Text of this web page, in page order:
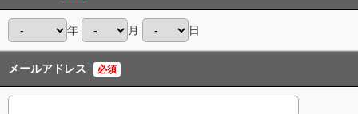
年 月 日
メールアドレス 必須